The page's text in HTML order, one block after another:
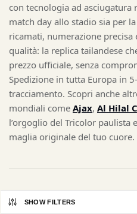
con tecnologia ad asciugatura
match day allo stadio sia per
ricamati, numerazione
qualità: la replica tailandese
prezzo ufficiale, senza
Spedizione in tutta Europa in
tracciamento. Scopri anche
mondiali come Ajax, Al Hilal
l’orgoglio del Tricolor paulista
maglia originale del tuo cuore.
SHOW FILTERS